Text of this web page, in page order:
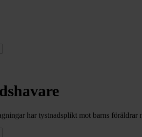
har tystnadsplikt mot barns